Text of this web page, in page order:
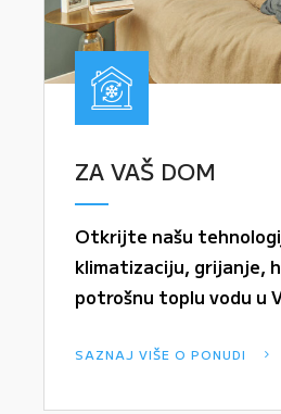
ZA VAŠ DOM
Otkrijte našu
klimatizaciju, grijanje,
potrošnu toplu vodu u
SAZNAJ VIŠE O PONUDI